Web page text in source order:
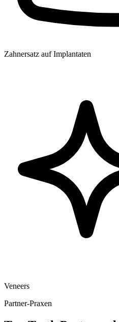
Zahnersatz auf Implantaten
Veneers
Partner-Praxen